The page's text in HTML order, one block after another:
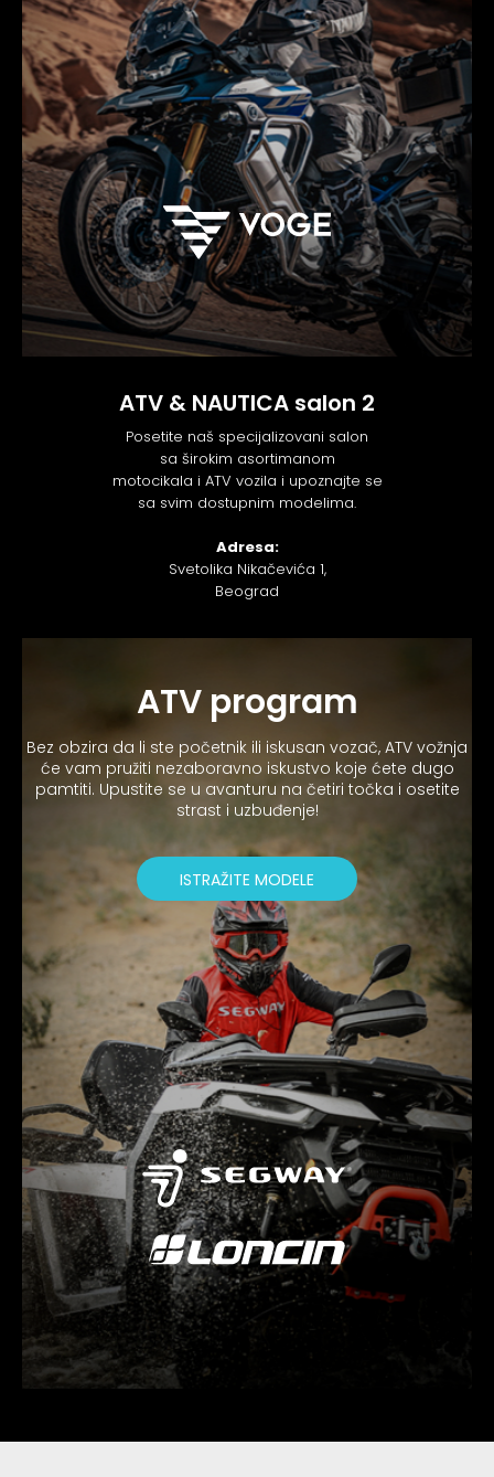
ATV & NAUTICA salon 2
Posetite naš specijalizovani salon
sa širokim asortimanom
motocikala i ATV vozila i upoznajte se
sa svim dostupnim modelima.
Adresa:
Svetolika Nikačevića 1,
Beograd
ATV program
Bez obzira da li ste početnik ili iskusan vozač, ATV vožnja
će vam pružiti nezaboravno iskustvo koje ćete dugo
pamtiti. Upustite se u avanturu na četiri točka i osetite
strast i uzbuđenje!
ISTRAŽITE MODELE